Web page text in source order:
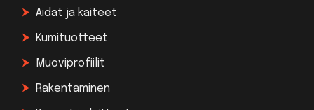
Aidat ja kaiteet
Kumituotteet
Muoviprofiilit
Rakentaminen